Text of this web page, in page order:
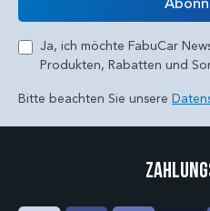
Ja, ich möchte FabuCar
Produkten, Rabatten und
Bitte beachten Sie unsere